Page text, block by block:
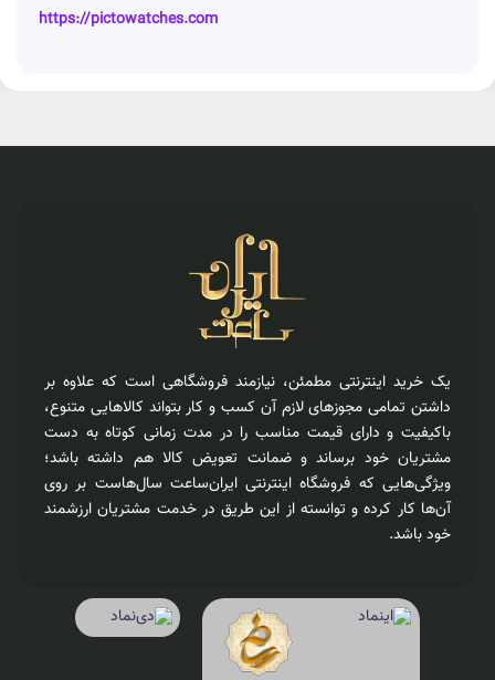
https://pictowatches.com
یک خرید اینترنتی مطمئن، نیازمند فروشگاهی است که علاوه بر
داشتن تمامی مجوزهای لازم آن کسب و کار بتواند کالاهایی متنوع،
باکیفیت و دارای قیمت مناسب را در مدت زمانی کوتاه به دست
مشتریان خود برساند و ضمانت تعویض کالا هم داشته باشد؛
ویژگی‌هایی که فروشگاه اینترنتی ایران‌ساعت سال‌هاست بر روی
آن‌ها کار کرده و توانسته از این طریق در خدمت مشتریان ارزشمند
خود باشد.